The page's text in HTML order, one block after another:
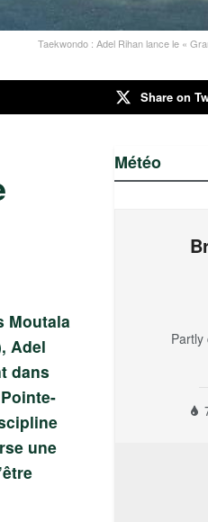
Taekwondo : Adel Rihan lance le «
Share on
Moutala
Adel
dans
une
Météo
Partly